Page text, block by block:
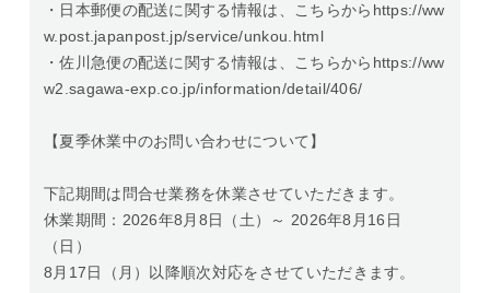
・日本郵便の配送に関する情報は、こちらからhttps://ww
w.post.japanpost.jp/service/unkou.html
・佐川急便の配送に関する情報は、こちらからhttps://ww
w2.sagawa-exp.co.jp/information/detail/406/
【夏季休業中のお問い合わせについて】
下記期間は問合せ業務を休業させていただきます。
休業期間：2026年8月8日（土）～ 2026年8月16日
（日）
8月17日（月）以降順次対応をさせていただきます。